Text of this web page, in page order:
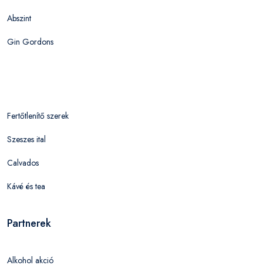
Abszint
Gin Gordons
Fertőtlenítő szerek
Szeszes ital
Calvados
Kávé és tea
Partnerek
Alkohol akció